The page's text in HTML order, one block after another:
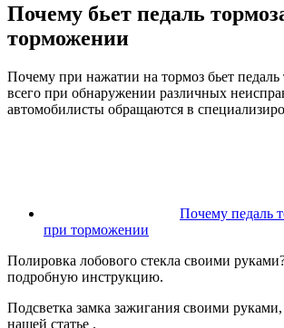
Почему бьет педаль
торможении
Почему при нажатии на тормоз бьет педаль
всего при обнаружении различных
автомобилисты обращаются в
Почему педаль
при торможении
Полировка лобового стекла своими
подробную инструкцию.
Подсветка замка зажигания своими
нашей статье .